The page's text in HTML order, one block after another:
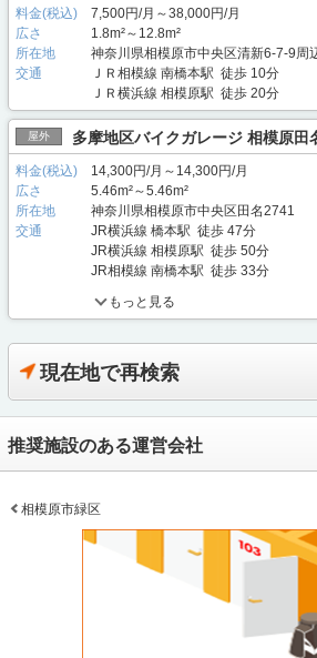
料金(税込)
7,500円/月～38,000円/月
広さ
1.8m²～12.8m²
所在地
神奈川県相模原市中央区清新6-7-9周
交通
ＪＲ相模線 南橋本駅 徒歩 10分
ＪＲ横浜線 相模原駅 徒歩 20分
屋外 多摩地区バイクガレージ 相模原田
料金(税込)
14,300円/月～14,300円/月
広さ
5.46m²～5.46m²
所在地
神奈川県相模原市中央区田名2741
交通
JR横浜線 橋本駅 徒歩 47分
JR横浜線 相模原駅 徒歩 50分
JR相模線 南橋本駅 徒歩 33分
もっと見る
現在地で再検索
推奨施設のある運営会社
相模原市緑区